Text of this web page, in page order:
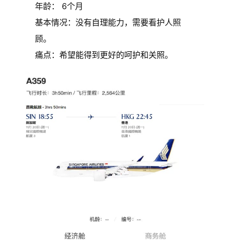
年龄： 6个月
基本情况：没有自理能力，需要看护人照
顾。
痛点：希望能得到更好的呵护和关照。